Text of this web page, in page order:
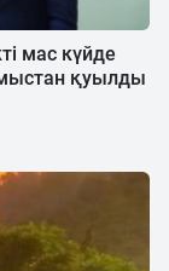
мас күйде
қуылды